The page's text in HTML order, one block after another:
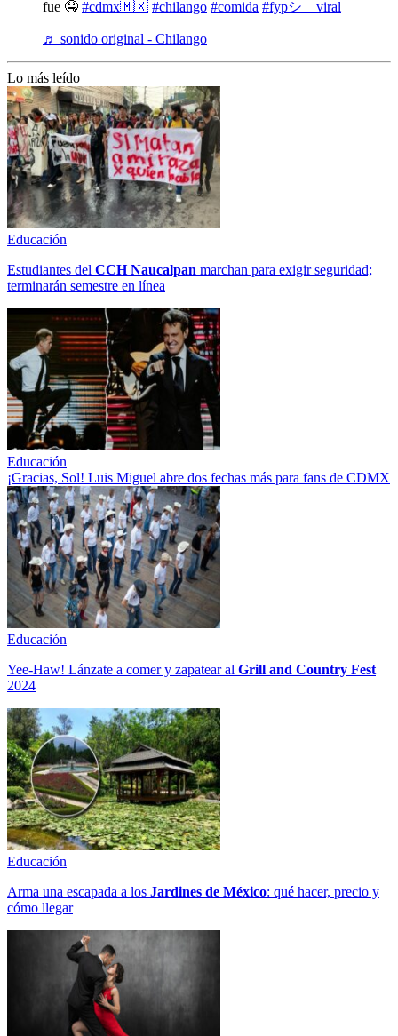
fue 🤤 #cdmx🇲🇽 #chilango #comida #fypシ゚viral
♬ sonido original - Chilango
Lo más leído
Educación
Estudiantes del CCH Naucalpan marchan para exigir seguridad;
terminarán semestre en línea
Educación
¡Gracias, Sol! Luis Miguel abre dos fechas más para fans de CDMX
Educación
Yee-Haw! Lánzate a comer y zapatear al Grill and Country Fest
2024
Educación
Arma una escapada a los Jardines de México: qué hacer, precio y
cómo llegar